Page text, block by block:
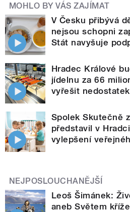
MOHLO BY VÁS ZAJÍMAT
V Česku přibývá
nejsou schopni
Stát navyšuje
Hradec Králové
jídelnu za 66
vyřešit
Spolek Skutečně
představil v
vylepšení
NEJPOSLOUCHANĚJŠÍ
Leoš Šimánek:
aneb Světem